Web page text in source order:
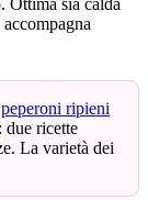
Ottima sia calda
peperoni ripieni
: due ricette
La varietà dei